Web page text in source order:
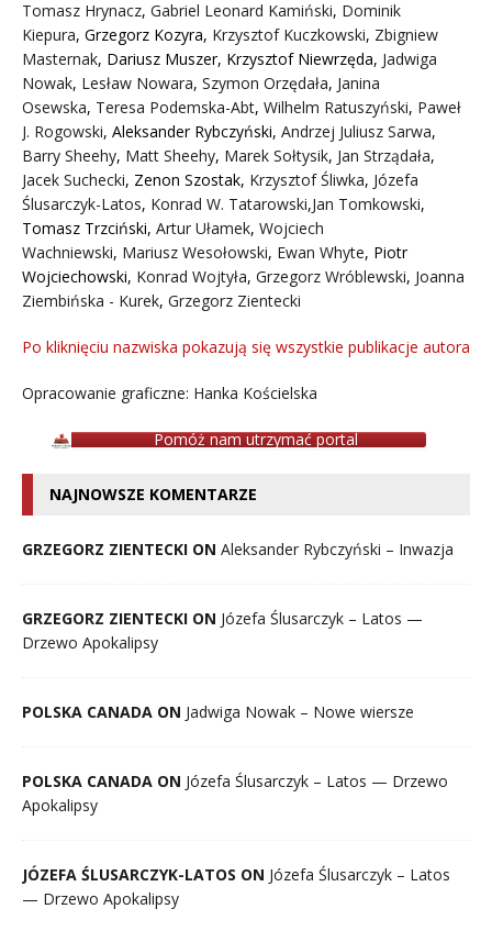
Tomasz Hrynacz, Gabriel Leonard Kamiński, Dominik
Kiepura, Grzegorz Kozyra, Krzysztof Kuczkowski, Zbigniew
Masternak, Dariusz Muszer, Krzysztof Niewrzęda, Jadwiga
Nowak, Lesław Nowara, Szymon Orzędała, Janina
Osewska, Teresa Podemska-Abt, Wilhelm Ratuszyński, Paweł
J. Rogowski, Aleksander Rybczyński, Andrzej Juliusz Sarwa,
Barry Sheehy, Matt Sheehy, Marek Sołtysik, Jan Strządała,
Jacek Suchecki, Zenon Szostak, Krzysztof Śliwka, Józefa
Ślusarczyk-Latos, Konrad W. Tatarowski,Jan Tomkowski,
Tomasz Trzciński, Artur Ułamek, Wojciech
Wachniewski, Mariusz Wesołowski, Ewan Whyte, Piotr
Wojciechowski, Konrad Wojtyła, Grzegorz Wróblewski, Joanna
Ziembińska - Kurek, Grzegorz Zientecki
Po kliknięciu nazwiska pokazują się wszystkie publikacje autora
Opracowanie graficzne: Hanka Kościelska
Pomóż nam utrzymać portal
NAJNOWSZE KOMENTARZE
GRZEGORZ ZIENTECKI ON Aleksander Rybczyński – Inwazja
GRZEGORZ ZIENTECKI ON Józefa Ślusarczyk – Latos —
Drzewo Apokalipsy
POLSKA CANADA ON Jadwiga Nowak – Nowe wiersze
POLSKA CANADA ON Józefa Ślusarczyk – Latos — Drzewo
Apokalipsy
JÓZEFA ŚLUSARCZYK-LATOS ON Józefa Ślusarczyk – Latos
— Drzewo Apokalipsy